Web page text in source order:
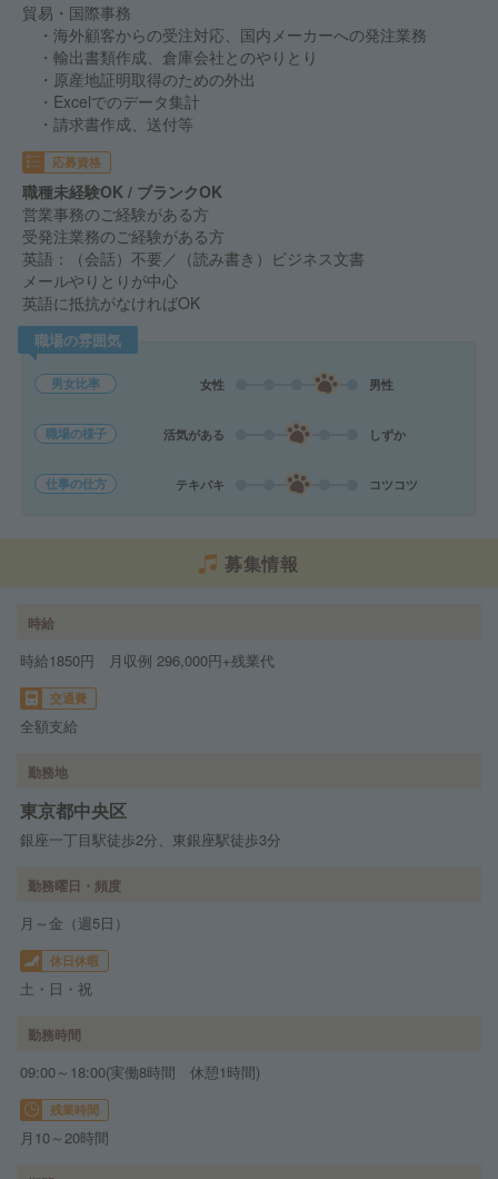
貿易・国際事務
・海外顧客からの受注対応、国内メーカーへの発注業務
・輸出書類作成、倉庫会社とのやりとり
・原産地証明取得のための外出
・Excelでのデータ集計
・請求書作成、送付等
応募資格
職種未経験OK / ブランクOK
営業事務のご経験がある方
受発注業務のご経験がある方
英語：（会話）不要／（読み書き）ビジネス文書
メールやりとりが中心
英語に抵抗がなければOK
職場の雰囲気
男女比率 女性 男性
職場の様子 活気がある しずか
仕事の仕方 テキパキ コツコツ
募集情報
時給
時給1850円 月収例 296,000円+残業代
交通費
全額支給
勤務地
東京都中央区
銀座一丁目駅徒歩2分、東銀座駅徒歩3分
勤務曜日・頻度
月～金（週5日）
休日休暇
土・日・祝
勤務時間
09:00～18:00(実働8時間 休憩1時間)
残業時間
月10～20時間